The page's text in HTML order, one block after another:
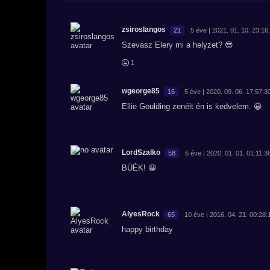
zsiroslangos 21 5 éve | 2021. 01. 10.
Szevasz Elery mi a helyzet? 😎
1
wgeorge85 16 5 éve | 2020. 09. 06.
Ellie Goulding zenéit én is kedvelem. 😀
LordSzalko 58 6 éve | 2020. 01. 01.
BÚÉK! 😀
AlyesRock 65 10 éve | 2016. 04. 21.
happy birthday